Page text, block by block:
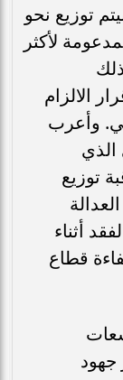
توزيع نحو
لأكثر
الالزام
وأعرب
توزيع
أثناء
قطاع